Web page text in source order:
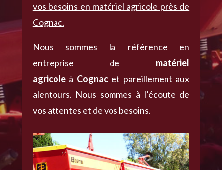
vos besoins en matériel agricole près de
Cognac.
Nous sommes la référence en
entreprise de matériel
agricoleà Cognac et pareillement aux
alentours. Nous sommes à l’écoute de
vos attentes et de vos besoins.